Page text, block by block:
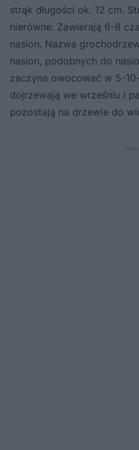
strąk długości ok. 12 cm.
nierówne. Zawierają 6-8
nasion. Nazwa
nasion, podobnych do
zaczyna owocować w 5-
dojrzewają we wrześniu i
pozostają na drzewie do